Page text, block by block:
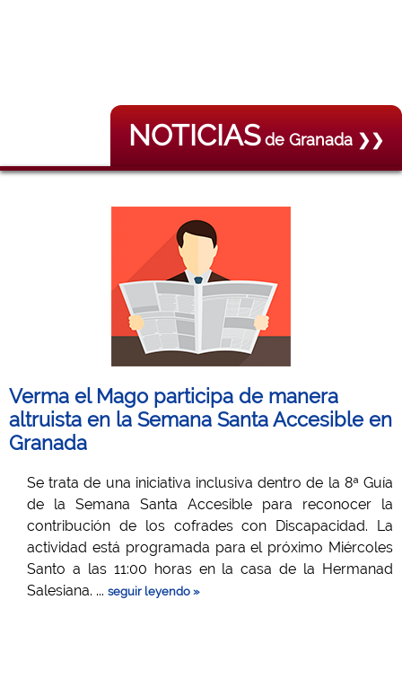
NOTICIASde Granada ❯❯
Verma el Mago participa de manera
altruista en la Semana Santa Accesible en
Granada
Se trata de una iniciativa inclusiva dentro de la 8ª Guía
de la Semana Santa Accesible para reconocer la
contribución de los cofrades con Discapacidad. La
actividad está programada para el próximo Miércoles
Santo a las 11:00 horas en la casa de la Hermanad
Salesiana. ... seguir leyendo »